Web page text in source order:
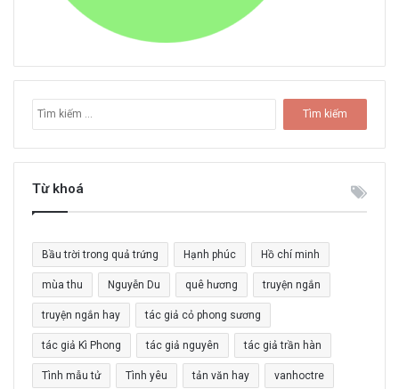
m
k
c
h
o
:
Từ khoá
Bầu trời trong quả trứng Hạnh phúc Hồ chí minh
mùa thu Nguyễn Du quê hương truyện ngắn
truyện ngắn hay tác giả cỏ phong sương
tác giả Kì Phong tác giả nguyên tác giả trần hàn
Tình mẫu tử Tình yêu tản văn hay vanhoctre